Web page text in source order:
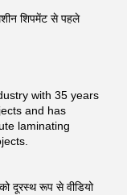
शिपमेंट से पहले
with 35 years
and has
laminating
दूरस्थ रूप से वीडियो